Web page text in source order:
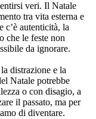
veri. Il Natale
tra vita esterna e
c’è autenticità, la
che le feste non
da ignorare.
distrazione e la
Natale potrebbe
o con disagio, a
il passato, ma per
di diventare.